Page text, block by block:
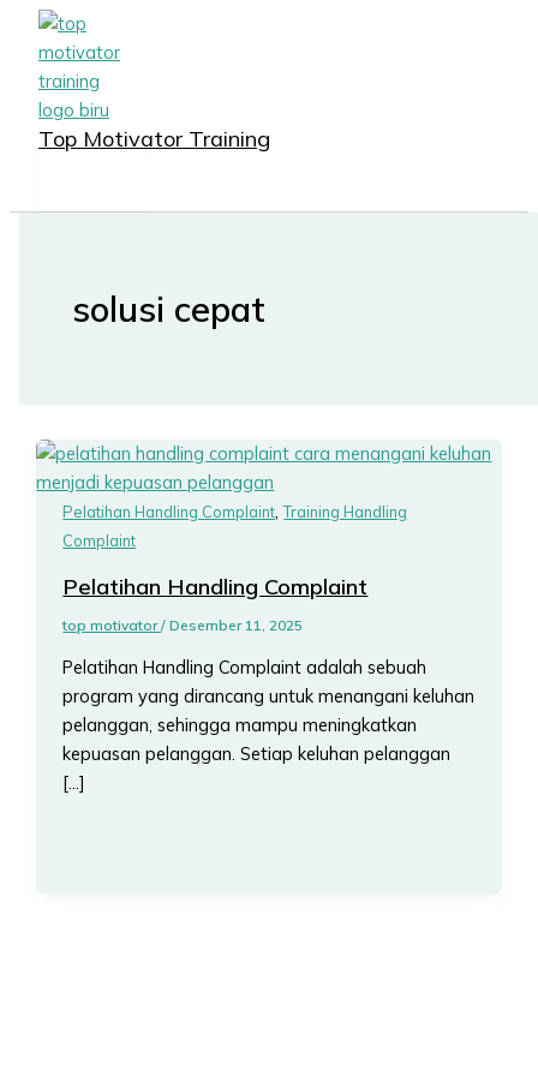
Lewati
konten
Top Motivator Training
MENU
solusi cepat
Pelatihan Handling Complaint,Training Handling
Complaint
Pelatihan Handling Complaint
top motivator/Desember 11, 2025
Pelatihan Handling Complaint adalah sebuah
program yang dirancang untuk menangani keluhan
pelanggan, sehingga mampu meningkatkan
kepuasan pelanggan. Setiap keluhan pelanggan
[…]